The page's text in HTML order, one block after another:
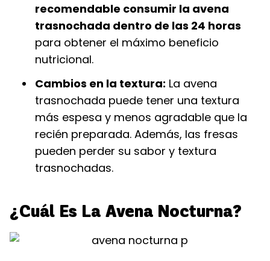
recomendable consumir la avena
trasnochada dentro de las 24 horas
para obtener el máximo beneficio
nutricional.
Cambios en la textura: La avena
trasnochada puede tener una textura
más espesa y menos agradable que la
recién preparada. Además, las fresas
pueden perder su sabor y textura
trasnochadas.
¿Cuál Es La Avena Nocturna?